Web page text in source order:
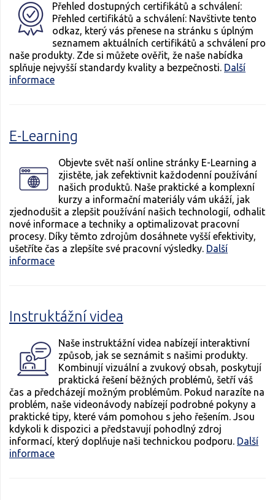
Přehled dostupných certifikátů a schválení:
Přehled certifikátů a schválení: Navštivte tento
odkaz, který vás přenese na stránku s úplným
seznamem aktuálních certifikátů a schválení pro
naše produkty. Zde si můžete ověřit, že naše nabídka
splňuje nejvyšší standardy kvality a bezpečnosti. Další
informace
E-Learning
Objevte svět naší online stránky E-Learning a
zjistěte, jak zefektivnit každodenní používání
našich produktů. Naše praktické a komplexní
kurzy a informační materiály vám ukáží, jak
zjednodušit a zlepšit používání našich technologií, odhalit
nové informace a techniky a optimalizovat pracovní
procesy. Díky těmto zdrojům dosáhnete vyšší efektivity,
ušetříte čas a zlepšíte své pracovní výsledky. Další
informace
Instruktážní videa
Naše instruktážní videa nabízejí interaktivní
způsob, jak se seznámit s našimi produkty.
Kombinují vizuální a zvukový obsah, poskytují
praktická řešení běžných problémů, šetří váš
čas a předcházejí možným problémům. Pokud narazíte na
problém, naše videonávody nabízejí podrobné pokyny a
praktické tipy, které vám pomohou s jeho řešením. Jsou
kdykoli k dispozici a představují pohodlný zdroj
informací, který doplňuje naši technickou podporu. Další
informace